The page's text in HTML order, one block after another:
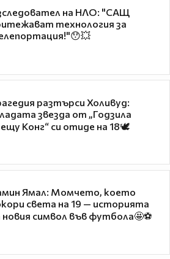
на НЛО: "САЩ
технология за
разтърси Холивуд:
звезда от „Годзила
Конг“ си отиде на 18🕊️
Ямал: Момчето, което
света на 19 — историята
новия символ във футбола🤩⚽